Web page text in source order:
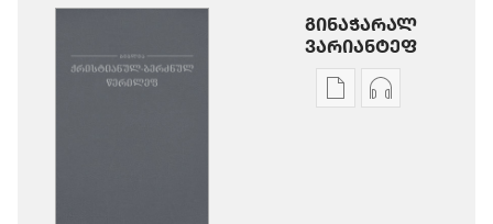
ᲒᲘᲜᲐᲭᲐᲠᲐᲚ
ᲕᲐᲠᲘᲐᲜᲢᲔᲤ
ხვალე